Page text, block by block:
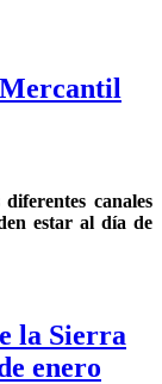
canales
estar al día de
la Sierra
enero